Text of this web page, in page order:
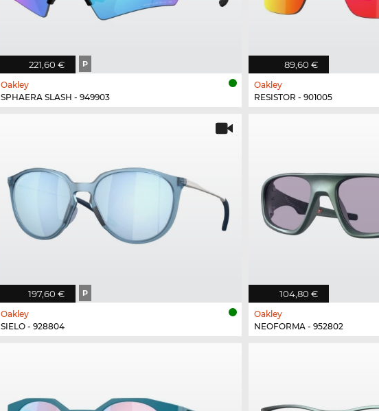
221,60 € P
Oakley
SPHAERA SLASH - 949903
89,60 €
Oakley
RESISTOR - 901005
197,60 € P
Oakley
SIELO - 928804
104,80 €
Oakley
NEOFORMA - 952802